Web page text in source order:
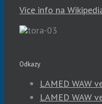
Více info na
Odkazy
LAMED WAW
LAMED WAW